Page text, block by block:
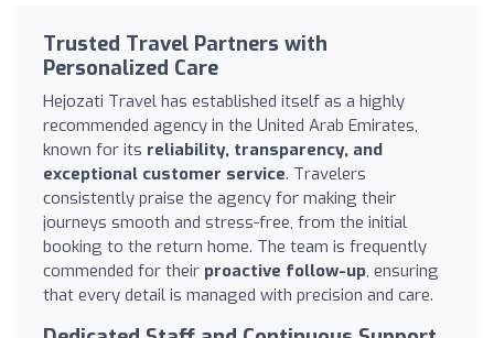
Trusted Travel Partners with
Personalized Care
Hejozati Travel has established itself as a highly
recommended agency in the United Arab Emirates,
known for its reliability, transparency, and
exceptional customer service. Travelers
consistently praise the agency for making their
journeys smooth and stress-free, from the initial
booking to the return home. The team is frequently
commended for their proactive follow-up, ensuring
that every detail is managed with precision and care.